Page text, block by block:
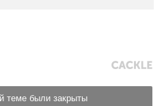
теме были закрыты